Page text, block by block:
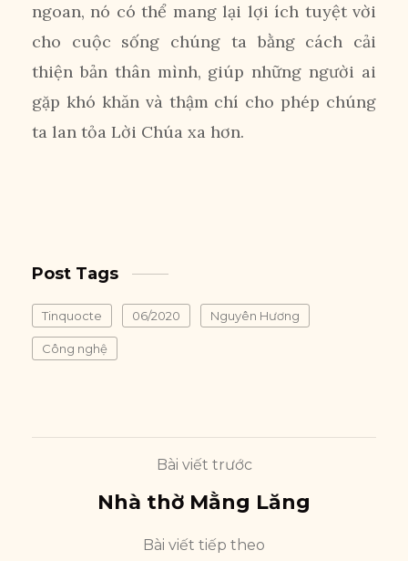
ngoan, nó có thể mang lại lợi ích tuyệt vời
cho cuộc sống chúng ta bằng cách cải
thiện bản thân mình, giúp những người ai
gặp khó khăn và thậm chí cho phép chúng
ta lan tỏa Lời Chúa xa hơn.
Post Tags
Tinquocte 06/2020 Nguyên Hương
Công nghệ
Bài viết trước
Nhà thờ Mằng Lăng
Bài viết tiếp theo